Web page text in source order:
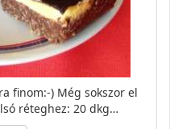
finom:-) Még sokszor el
réteghez: 20 dkg…